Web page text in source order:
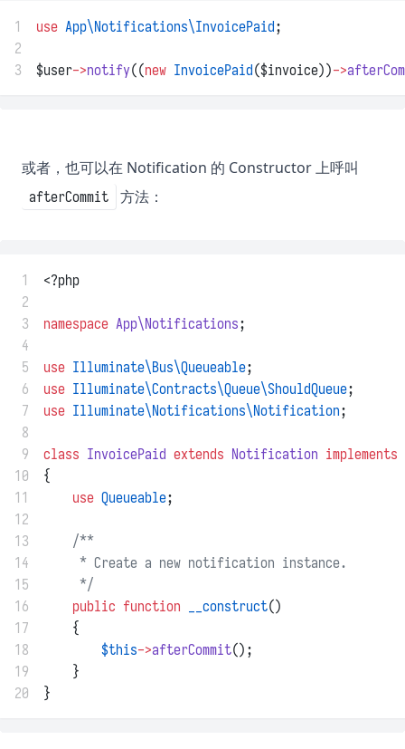
1 use App\Notifications\InvoicePaid;
2
3
$user->notify((new InvoicePaid($invoice))->
或者，也可以在 Notification 的 Constructor 上呼叫
afterCommit 方法：
1
<?php
2
3
namespace App\Notifications;
4
5
use Illuminate\Bus\Queueable;
6
use Illuminate\Contracts\Queue\ShouldQueue;
7
use Illuminate\Notifications\Notification;
8
9
class InvoicePaid extends Notification implements
10
{
11
use Queueable;
12
13
/**
14
     * Create a new notification instance.
15
     */
16
public function __construct()
17
    {
18
$this->afterCommit();
19
    }
20
}